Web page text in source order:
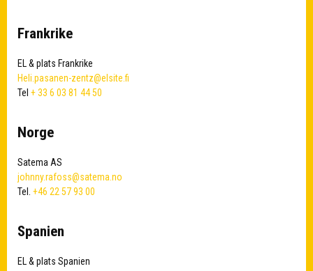
Frankrike
EL & plats Frankrike
Heli.pasanen-zentz@elsite.fi
Tel + 33 6 03 81 44 50
Norge
Satema AS
johnny.rafoss@satema.no
Tel. +46 22 57 93 00
Spanien
EL & plats Spanien